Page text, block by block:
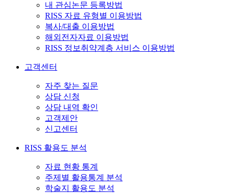
내 관심논문 등록방법
RISS 자료 유형별 이용방법
복사/대출 이용방법
해외전자자료 이용방법
RISS 정보취약계층 서비스 이용방법
고객센터
자주 찾는 질문
상담 신청
상담 내역 확인
고객제안
신고센터
RISS 활용도 분석
자료 현황 통계
주제별 활용통계 분석
학술지 활용도 분석